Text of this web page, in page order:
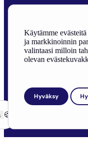
Käytämme
ja markkinoinnin
valintaasi milloin
olevan
Hyväksy